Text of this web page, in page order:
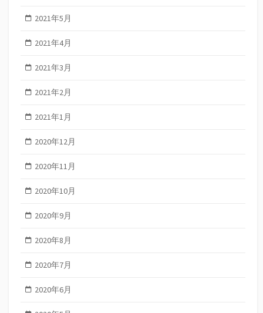
2021年5月
2021年4月
2021年3月
2021年2月
2021年1月
2020年12月
2020年11月
2020年10月
2020年9月
2020年8月
2020年7月
2020年6月